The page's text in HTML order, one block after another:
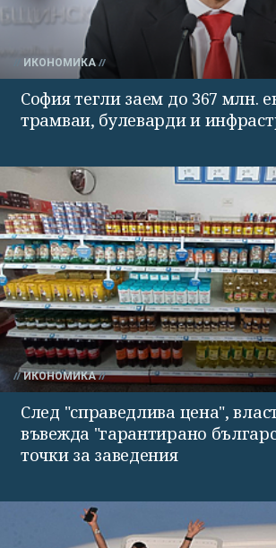
ИКОНОМИКА
София тегли заем до 367 млн.
трамваи, булеварди и
ИКОНОМИКА
След "справедлива цена",
въвежда "гарантирано
точки за заведения